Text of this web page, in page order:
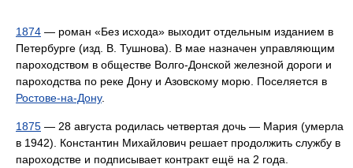
1874 — роман «Без исхода» выходит отдельным изданием в
Петербурге (изд. В. Тушнова). В мае назначен управляющим
пароходством в обществе Волго-Донской железной дороги и
пароходства по реке Дону и Азовскому морю. Поселяется в
Ростове-на-Дону.
1875 — 28 августа родилась четвертая дочь — Мария (умерла
в 1942). Константин Михайлович решает продолжить службу в
пароходстве и подписывает контракт ещё на 2 года.